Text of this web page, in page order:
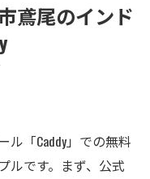
鳶尾のインド
「Caddy」での無料
ルです。まず、公式